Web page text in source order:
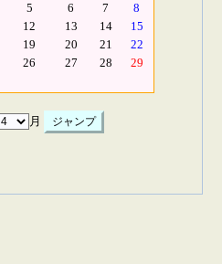
5 6 7
8
12 13 14
15
19 20 21
22
26 27 28
29
月